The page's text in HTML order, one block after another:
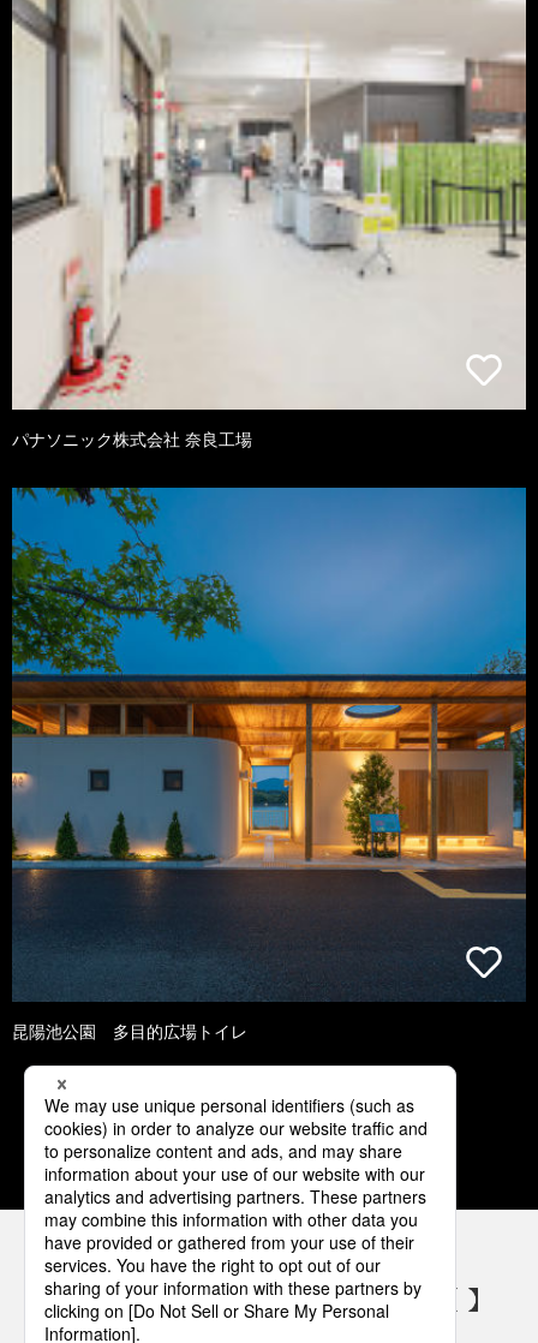
パナソニック株式会社 奈良工場
昆陽池公園 多目的広場トイレ
1 2 3 4 5
パナソニックの電気設備 SNSアカウント